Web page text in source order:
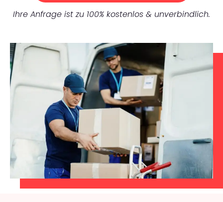
Ihre Anfrage ist zu 100% kostenlos & unverbindlich.